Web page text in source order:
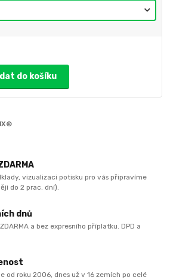
do košíku
vizualizaci potisku pro vás připravíme
do 2 prac. dní).
dnů
a bez expresního příplatku. DPD a
od roku 2006, dnes už v 16 zemích po celé